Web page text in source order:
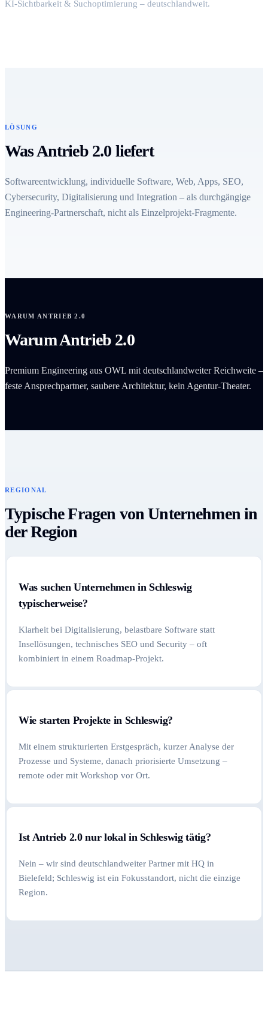
KI-Sichtbarkeit & Suchoptimierung – deutschlandweit.
LÖSUNG
Was Antrieb 2.0 liefert
Softwareentwicklung, individuelle Software, Web, Apps, SEO,
Cybersecurity, Digitalisierung und Integration – als durchgängige
Engineering-Partnerschaft, nicht als Einzelprojekt-Fragmente.
WARUM ANTRIEB 2.0
Warum Antrieb 2.0
Premium Engineering aus OWL mit deutschlandweiter Reichweite –
feste Ansprechpartner, saubere Architektur, kein Agentur-Theater.
REGIONAL
Typische Fragen von Unternehmen in
der Region
Was suchen Unternehmen in Schleswig
typischerweise?
Klarheit bei Digitalisierung, belastbare Software statt
Insellösungen, technisches SEO und Security – oft
kombiniert in einem Roadmap-Projekt.
Wie starten Projekte in Schleswig?
Mit einem strukturierten Erstgespräch, kurzer Analyse der
Prozesse und Systeme, danach priorisierte Umsetzung –
remote oder mit Workshop vor Ort.
Ist Antrieb 2.0 nur lokal in Schleswig tätig?
Nein – wir sind deutschlandweiter Partner mit HQ in
Bielefeld; Schleswig ist ein Fokusstandort, nicht die einzige
Region.